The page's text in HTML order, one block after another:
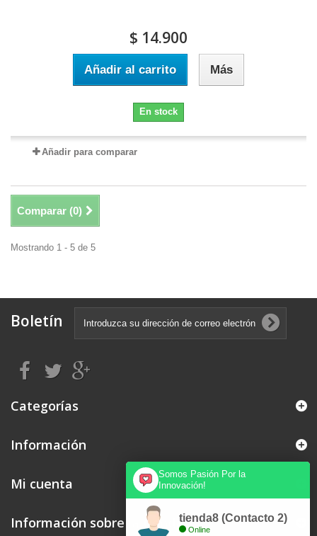
$ 14.900
Añadir al carrito Más
En stock
Añadir para comparar
Comparar (0)
Mostrando 1 - 5 de 5
Boletín
Categorías
Información
Mi cuenta
Información sobre la tienda
Somos Pasión Por la
Innovación!
tienda8 (Contacto 2)
Online